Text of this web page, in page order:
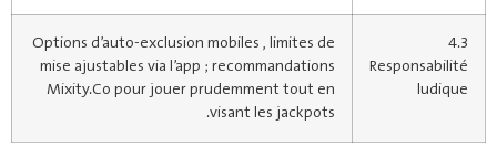
4.3
Responsabilité
ludique
Options d’auto‑exclusion mobiles , limites de
mise ajustables via l’app ; recommandations
Mixity.Co pour jouer prudemment tout en
visant les jackpots.